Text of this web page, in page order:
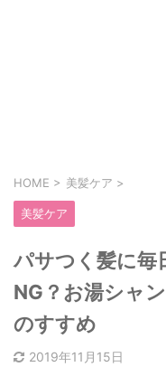
HOME > 美髪ケア >
美髪ケア
パサつく髪に毎
NG？お湯シャ
のすすめ
2019年11月15日